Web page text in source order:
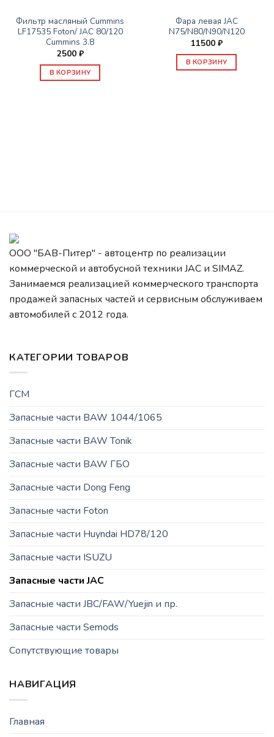
Фильтр масляный Cummins
LF17535 Foton/ JAC 80/120
Cummins 3.8
2500 ₽
В КОРЗИНУ
Фара левая JAC
N75/N80/N90/N120
11500 ₽
В КОРЗИНУ
ООО "БАВ-Питер" - автоцентр по реализации
коммерческой и автобусной техники JAC и SIMAZ.
Занимаемся реализацией коммерческого транспорта
продажей запасных частей и сервисным обслуживаем
автомобилей c 2012 года.
КАТЕГОРИИ ТОВАРОВ
ГСМ
Запасные части BAW 1044/1065
Запасные части BAW Tonik
Запасные части BAW ГБО
Запасные части Dong Feng
Запасные части Foton
Запасные части Huyndai HD78/120
Запасные части ISUZU
Запасные части JAC
Запасные части JBC/FAW/Yuejin и пр.
Запасные части Semods
Сопутствующие товары
НАВИГАЦИЯ
Главная